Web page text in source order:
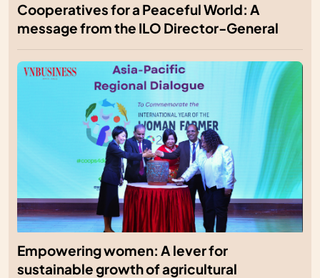
Cooperatives for a Peaceful World: A
message from the ILO Director-General
Empowering women: A lever for
sustainable growth of agricultural